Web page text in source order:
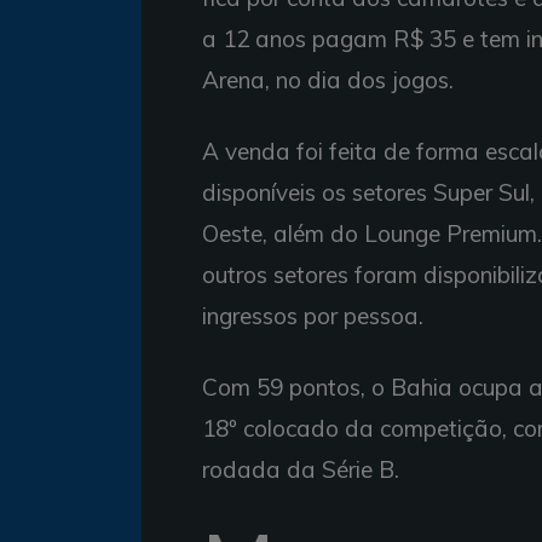
a 12 anos pagam R$ 35 e tem
Arena, no dia dos jogos.
A venda foi feita de forma
disponíveis os setores Super
Oeste, além do Lounge
outros setores foram
ingressos por pessoa.
Com 59 pontos, o Bahia ocupa
18º colocado da competição,
rodada da Série B.